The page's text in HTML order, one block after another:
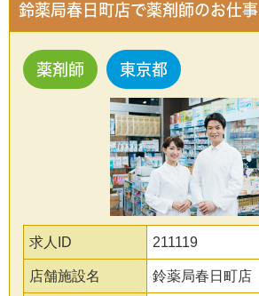
鈴薬局春日町店で薬剤師のお仕事
薬剤師 東京都
求人ID 211119
店舗施設名 鈴薬局春日町店